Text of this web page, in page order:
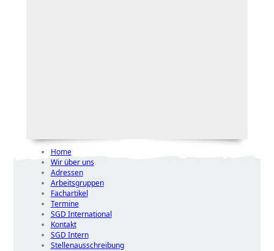
Home
Wir über uns
Adressen
Arbeitsgruppen
Fachartikel
Termine
SGD International
Kontakt
SGD Intern
Stellenausschreibung